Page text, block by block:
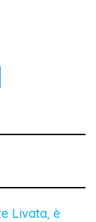
Livata, è